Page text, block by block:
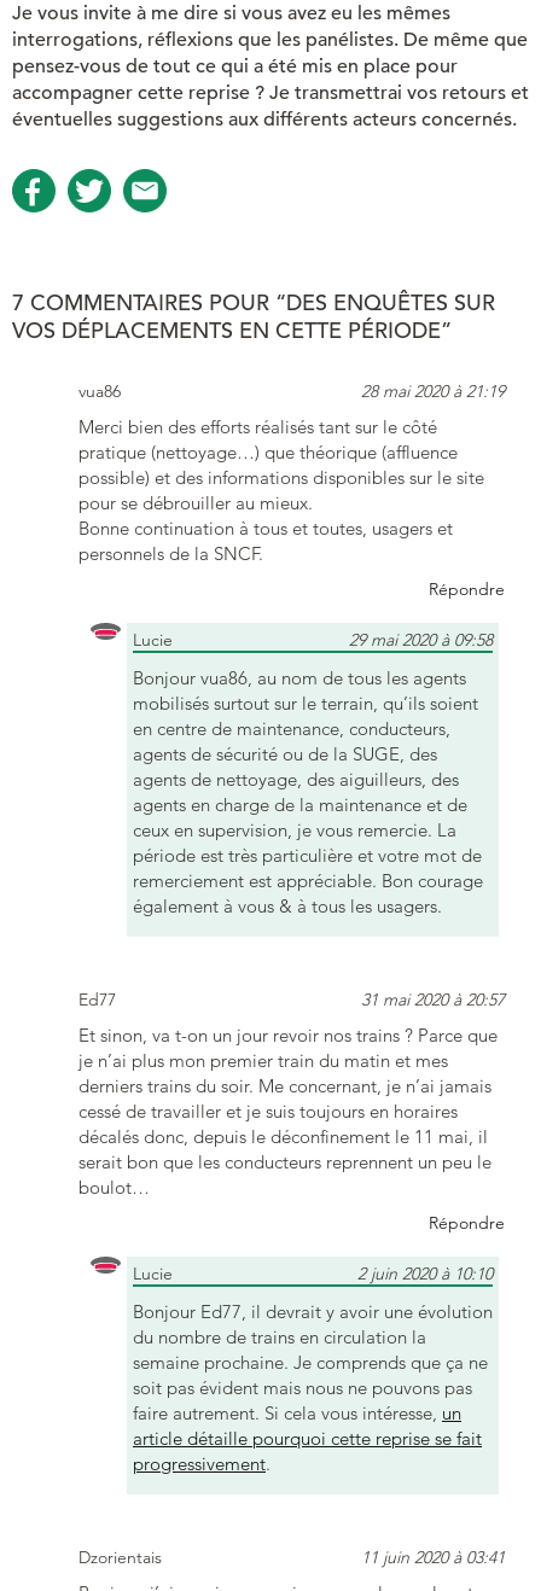
Je vous invite à me dire si vous avez eu les mêmes
interrogations, réflexions que les panélistes. De même que
pensez-vous de tout ce qui a été mis en place pour
accompagner cette reprise ? Je transmettrai vos retours et
éventuelles suggestions aux différents acteurs concernés.
7 COMMENTAIRES POUR “DES ENQUÊTES SUR
VOS DÉPLACEMENTS EN CETTE PÉRIODE”
vua86 28 mai 2020 à 21:19
Merci bien des efforts réalisés tant sur le côté
pratique (nettoyage…) que théorique (affluence
possible) et des informations disponibles sur le site
pour se débrouiller au mieux.
Bonne continuation à tous et toutes, usagers et
personnels de la SNCF.
Répondre
Lucie 29 mai 2020 à 09:58
Bonjour vua86, au nom de tous les agents
mobilisés surtout sur le terrain, qu’ils soient
en centre de maintenance, conducteurs,
agents de sécurité ou de la SUGE, des
agents de nettoyage, des aiguilleurs, des
agents en charge de la maintenance et de
ceux en supervision, je vous remercie. La
période est très particulière et votre mot de
remerciement est appréciable. Bon courage
également à vous & à tous les usagers.
Ed77 31 mai 2020 à 20:57
Et sinon, va t-on un jour revoir nos trains ? Parce que
je n’ai plus mon premier train du matin et mes
derniers trains du soir. Me concernant, je n’ai jamais
cessé de travailler et je suis toujours en horaires
décalés donc, depuis le déconfinement le 11 mai, il
serait bon que les conducteurs reprennent un peu le
boulot…
Répondre
Lucie 2 juin 2020 à 10:10
Bonjour Ed77, il devrait y avoir une évolution
du nombre de trains en circulation la
semaine prochaine. Je comprends que ça ne
soit pas évident mais nous ne pouvons pas
faire autrement. Si cela vous intéresse, un
article détaille pourquoi cette reprise se fait
progressivement.
Dzorientais 11 juin 2020 à 03:41